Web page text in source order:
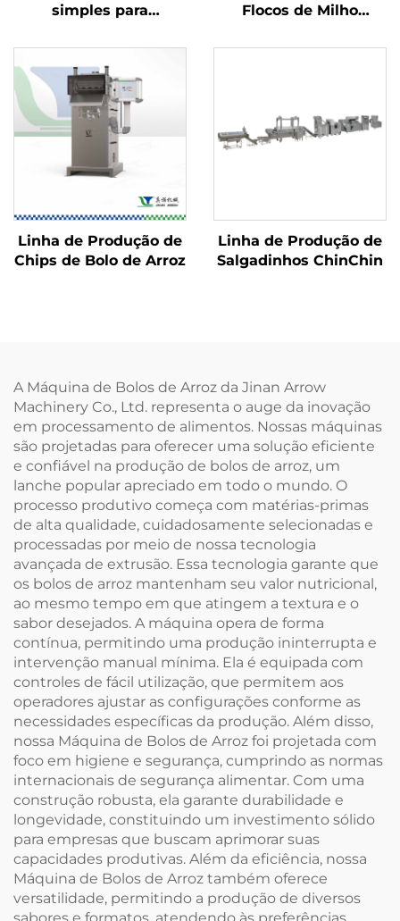
simples para
Flocos de Milho
Salgadinhos
Linha de Produção de
Chips de Bolo de Arroz
Linha de Produção de
Salgadinhos ChinChin
A Máquina de Bolos de Arroz da Jinan Arrow
Machinery Co., Ltd. representa o auge da inovação
em processamento de alimentos. Nossas máquinas
são projetadas para oferecer uma solução eficiente
e confiável na produção de bolos de arroz, um
lanche popular apreciado em todo o mundo. O
processo produtivo começa com matérias-primas
de alta qualidade, cuidadosamente selecionadas e
processadas por meio de nossa tecnologia
avançada de extrusão. Essa tecnologia garante que
os bolos de arroz mantenham seu valor nutricional,
ao mesmo tempo em que atingem a textura e o
sabor desejados. A máquina opera de forma
contínua, permitindo uma produção ininterrupta e
intervenção manual mínima. Ela é equipada com
controles de fácil utilização, que permitem aos
operadores ajustar as configurações conforme as
necessidades específicas da produção. Além disso,
nossa Máquina de Bolos de Arroz foi projetada com
foco em higiene e segurança, cumprindo as normas
internacionais de segurança alimentar. Com uma
construção robusta, ela garante durabilidade e
longevidade, constituindo um investimento sólido
para empresas que buscam aprimorar suas
capacidades produtivas. Além da eficiência, nossa
Máquina de Bolos de Arroz também oferece
versatilidade, permitindo a produção de diversos
sabores e formatos, atendendo às preferências